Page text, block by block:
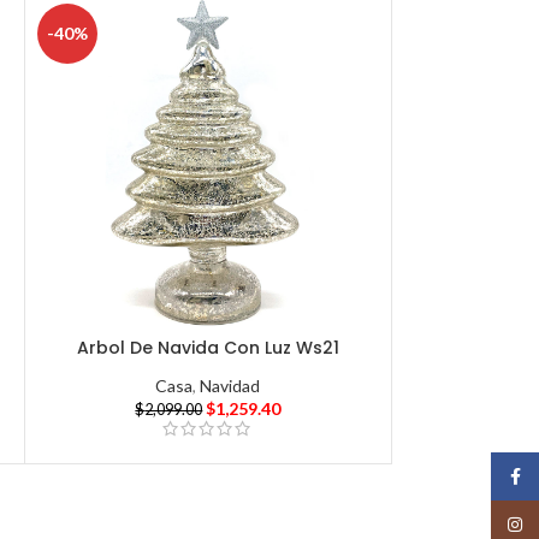
-40%
Arbol De Navida Con Luz Ws21
Casa,Navidad
$2,099.00 $1,259.40